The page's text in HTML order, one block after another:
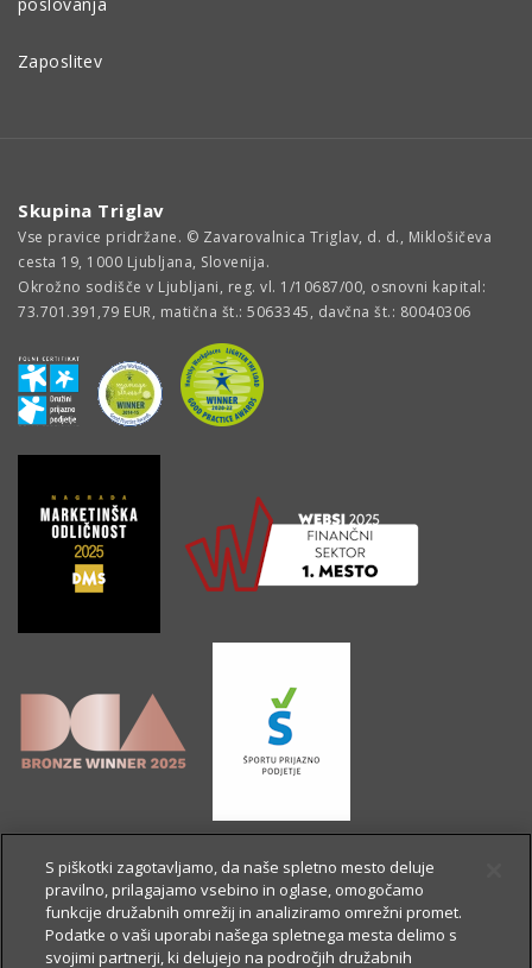
Zaposlitev
Skupina Triglav
Vse pravice pridržane. © Zavarovalnica Triglav, d. d., Miklošičeva
cesta 19, 1000 Ljubljana, Slovenija.
Okrožno sodišče v Ljubljani, reg. vl. 1/10687/00, osnovni kapital:
73.701.391,79 EUR, matična št.: 5063345, davčna št.: 80040306
S piškotki zagotavljamo, da naše spletno mesto deluje
pravilno, prilagajamo vsebino in oglase, omogočamo
funkcije družabnih omrežij in analiziramo omrežni promet.
Podatke o vaši uporabi našega spletnega mesta delimo s
svojimi partnerji, ki delujejo na področjih družabnih